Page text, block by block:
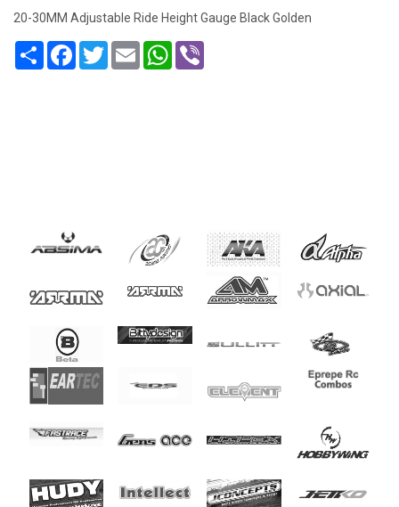
20-30MM Adjustable Ride Height Gauge Black Golden
Share FacebookTwitterEmail WhatsApp